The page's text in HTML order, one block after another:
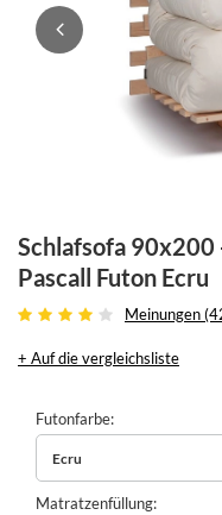
Schlafsofa 90x200
Pascall Futon Ecru
Meinungen
+ Auf die vergleichsliste
Futonfarbe
Ecru
Matratzenfüllung